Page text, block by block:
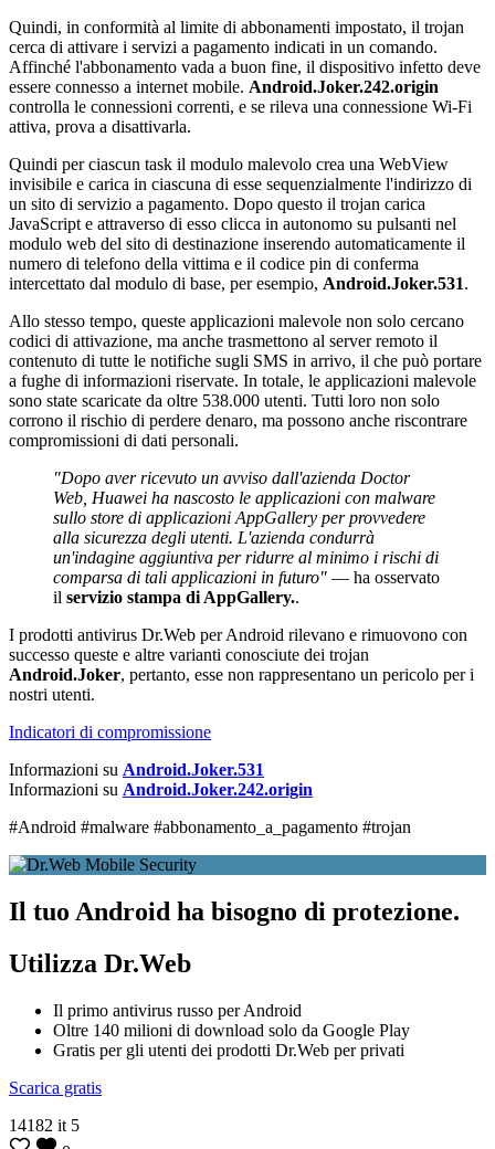
Quindi, in conformità al limite di abbonamenti impostato, il trojan
cerca di attivare i servizi a pagamento indicati in un comando.
Affinché l'abbonamento vada a buon fine, il dispositivo infetto deve
essere connesso a internet mobile. Android.Joker.242.origin
controlla le connessioni correnti, e se rileva una connessione Wi-Fi
attiva, prova a disattivarla.
Quindi per ciascun task il modulo malevolo crea una WebView
invisibile e carica in ciascuna di esse sequenzialmente l'indirizzo di
un sito di servizio a pagamento. Dopo questo il trojan carica
JavaScript e attraverso di esso clicca in autonomo su pulsanti nel
modulo web del sito di destinazione inserendo automaticamente il
numero di telefono della vittima e il codice pin di conferma
intercettato dal modulo di base, per esempio, Android.Joker.531.
Allo stesso tempo, queste applicazioni malevole non solo cercano
codici di attivazione, ma anche trasmettono al server remoto il
contenuto di tutte le notifiche sugli SMS in arrivo, il che può portare
a fughe di informazioni riservate. In totale, le applicazioni malevole
sono state scaricate da oltre 538.000 utenti. Tutti loro non solo
corrono il rischio di perdere denaro, ma possono anche riscontrare
compromissioni di dati personali.
"Dopo aver ricevuto un avviso dall'azienda Doctor
Web, Huawei ha nascosto le applicazioni con malware
sullo store di applicazioni AppGallery per provvedere
alla sicurezza degli utenti. L'azienda condurrà
un'indagine aggiuntiva per ridurre al minimo i rischi di
comparsa di tali applicazioni in futuro" — ha osservato
il servizio stampa di AppGallery..
I prodotti antivirus Dr.Web per Android rilevano e rimuovono con
successo queste e altre varianti conosciute dei trojan
Android.Joker, pertanto, esse non rappresentano un pericolo per i
nostri utenti.
Indicatori di compromissione
Informazioni su Android.Joker.531
Informazioni su Android.Joker.242.origin
#Android #malware #abbonamento_a_pagamento #trojan
Il tuo Android ha bisogno di protezione.
Utilizza Dr.Web
Il primo antivirus russo per Android
Oltre 140 milioni di download solo da Google Play
Gratis per gli utenti dei prodotti Dr.Web per privati
Scarica gratis
14182 it 5